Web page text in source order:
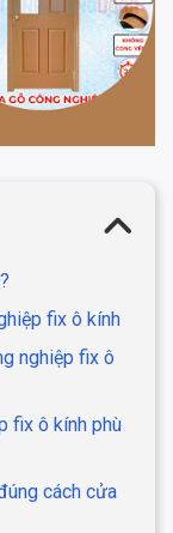
fix ô kính
nghiệp fix ô
fix ô kính phù
cách cửa